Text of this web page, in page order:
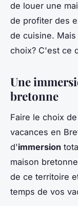
de louer une
de profiter des
de cuisine.
choix? C'est ce
Une
bretonne
Faire le choix
vacances en
d'immersion
maison
de ce territoire
temps de vos